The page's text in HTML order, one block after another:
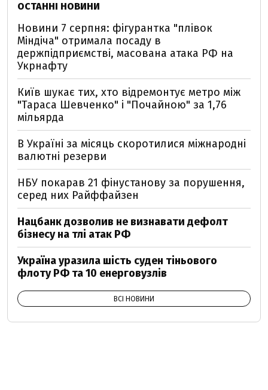
ОСТАННІ НОВИНИ
Новини 7 серпня: фігурантка "плівок
Міндіча" отримала посаду в
держпідприємстві, масована атака РФ на
Укрнафту
Київ шукає тих, хто відремонтує метро між
"Тараса Шевченко" і "Почайною" за 1,76
мільярда
В Україні за місяць скоротилися міжнародні
валютні резерви
НБУ покарав 21 фінустанову за порушення,
серед них Райффайзен
Нацбанк дозволив не визнавати дефолт
бізнесу на тлі атак РФ
Україна уразила шість суден тіньового
флоту РФ та 10 енерговузлів
ВСІ НОВИНИ